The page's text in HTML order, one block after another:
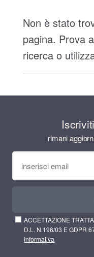
Non è stato
pagina. Prova
ricerca o
rimani
ACCETTAZIONE
D.L. N.196/03 E GDPR
informativa